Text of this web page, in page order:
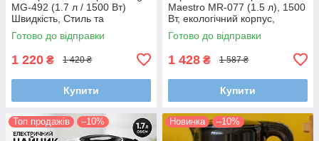
MG-492 (1.7 л / 1500 Вт)
Швидкість, Стиль та
Збереження Тепла!
Готово до відправки
1 220 ₴ 1 420 ₴
Купити
Maestro MR-077 (1.5 л), 1500
Вт, екологічний корпус,
прихований нагрівальний
елемент
Готово до відправки
1 428 ₴ 1 587 ₴
Купити
Топ продажів –10% Новинка –10%